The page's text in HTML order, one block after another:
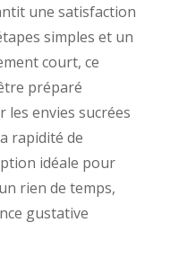
une satisfaction
simples et un
court, ce
préparé
envies sucrées
rapidité de
idéale pour
rien de temps,
gustative